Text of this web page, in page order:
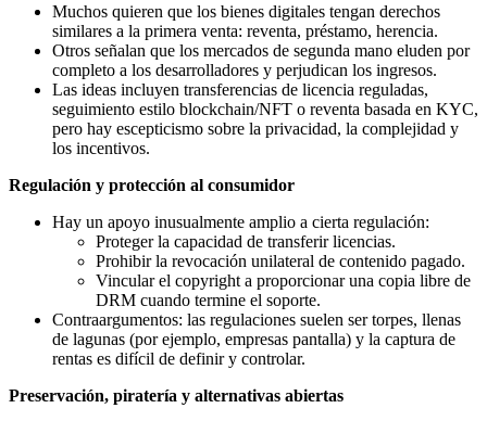
Muchos quieren que los bienes digitales tengan derechos
similares a la primera venta: reventa, préstamo, herencia.
Otros señalan que los mercados de segunda mano eluden por
completo a los desarrolladores y perjudican los ingresos.
Las ideas incluyen transferencias de licencia reguladas,
seguimiento estilo blockchain/NFT o reventa basada en KYC,
pero hay escepticismo sobre la privacidad, la complejidad y
los incentivos.
Regulación y protección al consumidor
Hay un apoyo inusualmente amplio a cierta regulación:
Proteger la capacidad de transferir licencias.
Prohibir la revocación unilateral de contenido pagado.
Vincular el copyright a proporcionar una copia libre de
DRM cuando termine el soporte.
Contraargumentos: las regulaciones suelen ser torpes, llenas
de lagunas (por ejemplo, empresas pantalla) y la captura de
rentas es difícil de definir y controlar.
Preservación, piratería y alternativas abiertas